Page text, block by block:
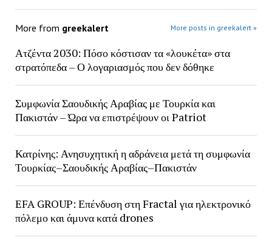
More from greekalert More posts in greekalert »
Ατζέντα 2030: Πόσο κόστισαν τα «λουκέτα» στα
στρατόπεδα – Ο λογαριασμός που δεν δόθηκε
Συμφωνία Σαουδικής Αραβίας με Τουρκία και
Πακιστάν – Ώρα να επιστρέψουν οι Patriot
Κατρίνης: Ανησυχητική η αδράνεια μετά τη συμφωνία
Τουρκίας–Σαουδικής Αραβίας–Πακιστάν
EFA GROUP: Επένδυση στη Fractal για ηλεκτρονικό
πόλεμο και άμυνα κατά drones